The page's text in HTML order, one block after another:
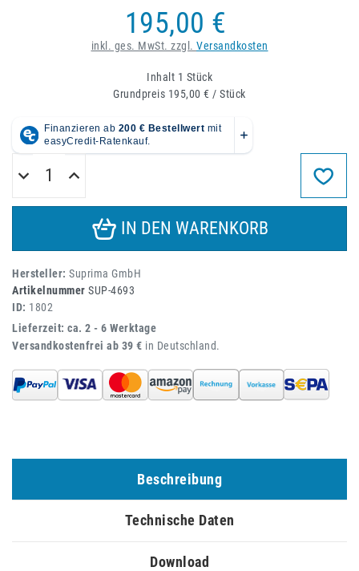
195,00 €
inkl. ges. MwSt. zzgl. Versandkosten
Inhalt 1 Stück
Grundpreis 195,00 € / Stück
IN DEN WARENKORB
Hersteller: Suprima GmbH
Artikelnummer SUP-4693
ID: 1802
Lieferzeit: ca. 2 - 6 Werktage
Versandkostenfrei ab 39 € in Deutschland.
Beschreibung
Technische Daten
Download